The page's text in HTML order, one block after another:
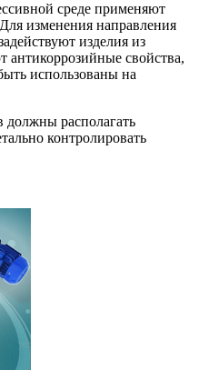
среде применяют
изменения направления
изделия из
свойства,
использованы на
должны располагать
контролировать